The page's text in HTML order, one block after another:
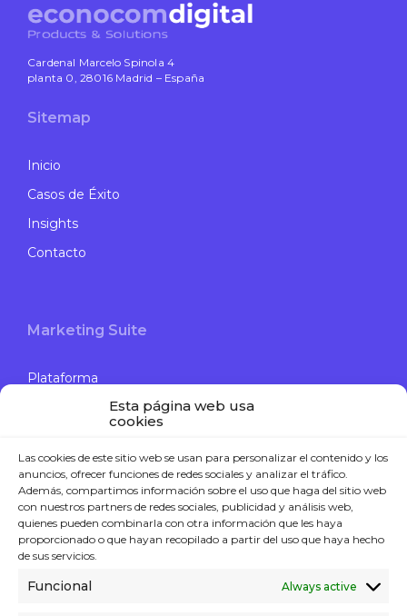
Esta página web usa
cookies
Las cookies de este sitio web se usan para personalizar el contenido y los
anuncios, ofrecer funciones de redes sociales y analizar el tráfico.
Además, compartimos información sobre el uso que haga del sitio web
con nuestros partners de redes sociales, publicidad y análisis web,
quienes pueden combinarla con otra información que les haya
proporcionado o que hayan recopilado a partir del uso que haya hecho
de sus servicios.
Funcional Always active
Cardenal Marcelo Spinola 4
planta 0, 28016 Madrid – España
Sitemap
Inicio
Casos de Éxito
Insights
Contacto
Marketing Suite
Plataforma
Gestión de Ofertas
Data Journey
Computer Vision